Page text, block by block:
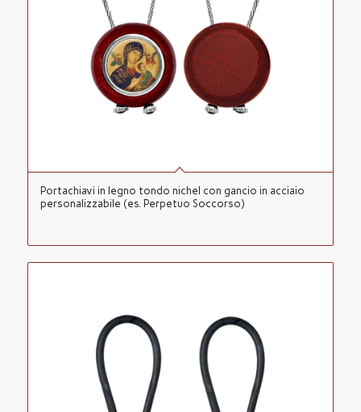
Portachiavi in legno tondo nichel con gancio in acciaio
personalizzabile (es. Perpetuo Soccorso)